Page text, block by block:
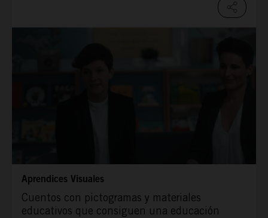
Aprendices Visuales
Cuentos con pictogramas y materiales
educativos que consiguen una educación